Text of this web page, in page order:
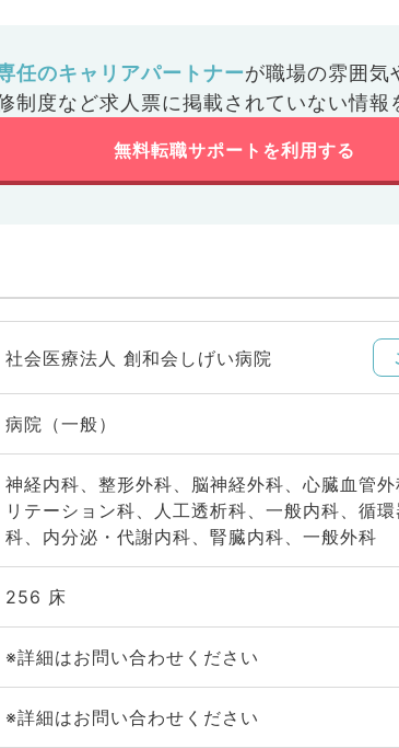
任のキャリアパートナーが職場の雰囲気
制度など求人票に掲載されていない情報
無料転職サポートを利用する
社会医療法人 創和会しげい病院
病院（一般）
神経内科、整形外科、脳神経外科、心臓血管
リテーション科、人工透析科、一般内科、循
科、内分泌・代謝内科、腎臓内科、一般外科
256 床
※詳細はお問い合わせください
※詳細はお問い合わせください